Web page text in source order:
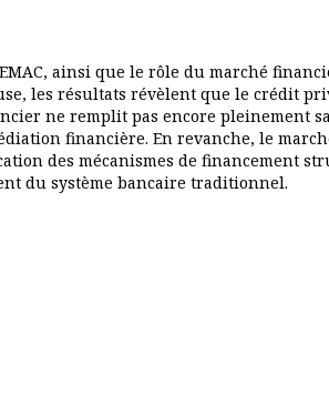
ainsi que le rôle du marché
les résultats révèlent que le crédit
ne remplit pas encore pleinement
financière. En revanche, le
des mécanismes de financement
du système bancaire traditionnel.